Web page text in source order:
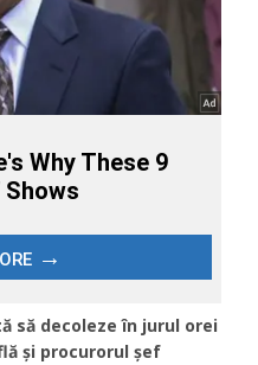
să decoleze în jurul orei
și procurorul șef